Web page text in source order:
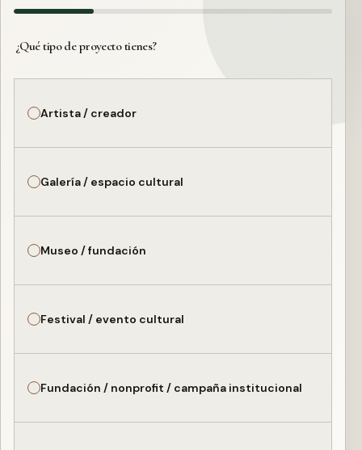
¿Qué tipo de proyecto tienes?
Artista / creador
Galería / espacio cultural
Museo / fundación
Festival / evento cultural
Fundación / nonprofit / campaña institucional